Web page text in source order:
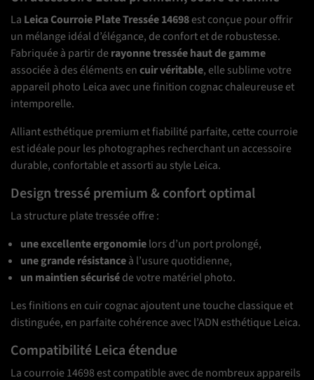
La Leica Courroie Plate Tressée 14698est conçue pour offrir
un mélange idéal d’élégance, de confort et de robustesse.
Fabriquée à partir derayonne tressée haut de gamme
associée à des éléments encuir véritable, elle sublime votre
appareil photo Leica avec une finition cognac chaleureuse et
intemporelle.
Alliant esthétique premium et fiabilité parfaite, cette courroie
est idéale pour les photographes recherchant un accessoire
durable, confortable et assorti au style Leica.
Design tressé premium & confort optimal
La structure plate tressée offre :
une excellente ergonomielors d’un port prolongé,
une grande résistanceà l’usure quotidienne,
un maintien sécuriséde votre matériel photo.
Les finitions en cuir cognac ajoutent une touche classique et
distinguée, en parfaite cohérence avec l’ADN esthétique Leica.
Compatibilité Leica étendue
La courroie 14698 est compatible avec de nombreux appareils